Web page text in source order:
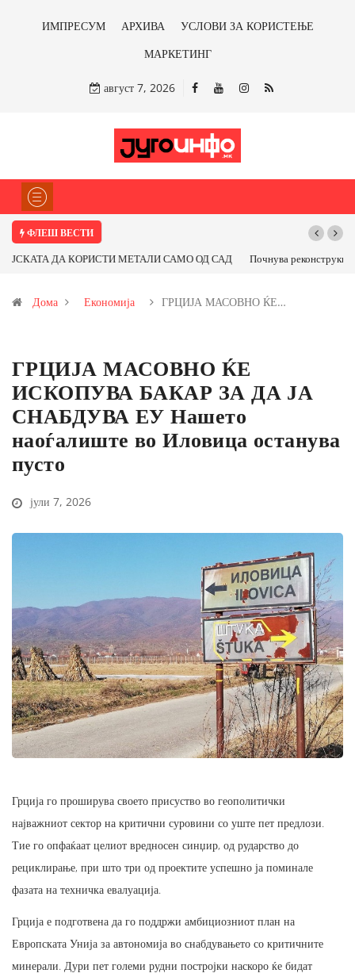
ИМПРЕСУМ АРХИВА
УСЛОВИ ЗА КОРИСТЕЊЕ
МАРКЕТИНГ
август 7, 2026
ФЛЕШ ВЕСТИ
Почнува реконструкцијата на улицата „5-ти Ноември“ во Струмица
Дома Економија ГРЦИЈА МАСОВНО ЌЕ…
ГРЦИЈА МАСОВНО ЌЕ
ИСКОПУВА БАКАР ЗА ДА ЈА
СНАБДУВА ЕУ Нашето
наоѓалиште во Иловица останува
пусто
јули 7, 2026
Грција го проширува своето присуство во геополитички
најважниот сектор на критични суровини со уште пет предлози.
Тие го опфаќаат целиот вредносен синџир, од рударство до
рециклирање, при што три од проектите успешно ја поминале
фазата на техничка евалуација.
Грција е подготвена да го поддржи амбициозниот план на
Европската Унија за автономија во снабдувањето со критичните
минерали. Дури пет големи рудни постројки наскоро ќе бидат